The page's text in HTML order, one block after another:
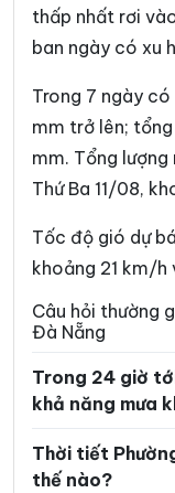
Xã Gò Nổi
Xã Hòa Vang
Xã Khâm Đức
Xã Nam Giang
Xã Núi Thành
Xã Phước Chánh
Xã Phước Năng
Xã Phước Trà
thấp nhất rơi
ban ngày có xu
Trong 7 ngày
mm trở lên;
mm. Tổng
Thứ Ba 11/08,
Tốc độ gió dự
khoảng 21 km/h
Câu hỏi thường
Đà Nẵng
Trong 24 giờ
khả năng mưa
Thời tiết
thế nào?